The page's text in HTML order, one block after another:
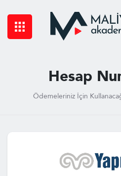
Hesap
Ödemeleriniz İçin